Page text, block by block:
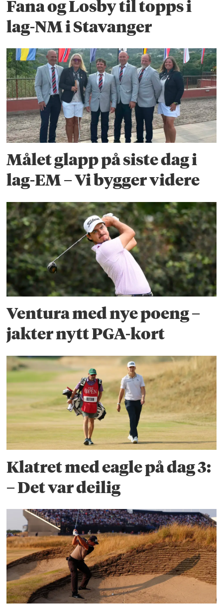
Fana og Losby til topps i
lag-NM i Stavanger
Målet glapp på siste dag i
lag-EM – Vi bygger videre
Ventura med nye poeng –
jakter nytt PGA-kort
Klatret med eagle på dag 3:
– Det var deilig